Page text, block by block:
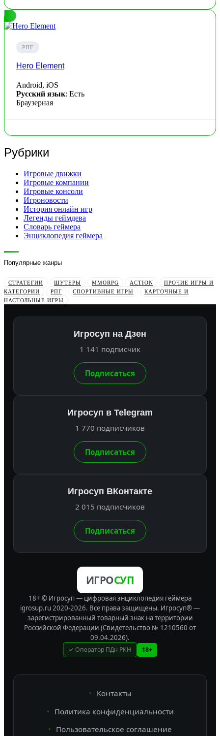
РПГ
Hero Element
Android, iOS
Русский язык: Есть
Браузерная
Рубрики
Игровые движки
Игровые компании
Игровые консоли
Игроновости
История онлайн игр
Легенды геймдева
Словарь геймера
Энциклопедия геймера
Популярные жанры
СТРАТЕГИИ ШУТЕРЫ MMORPG ACTION
ПРОЧИЕ ИГРЫ И
КАТЕГОРИИ
РПГ СПОРТИВНЫЕ ИГРЫ
КАРТОЧНЫЕ И
НАСТОЛЬНЫЕ ИГРЫ
Игросуп на Дзен
1 141 подписчик
Подписаться
Игросуп в Telegram
1 770 подписчиков
Подписаться
Игросуп ВКонтакте
2 015 подписчиков
Подписаться
ИГРОСУП
18+ © Игросуп — цифровая энциклопедия геймера
igrosup.ru 2020-2026. Все права защищены. Игросуп® —
зарегистрированный товарный знак на территории
Российской Федерации (Свидетельство № 1210560 от
09.04.2026).
✓ Оператор ПДн РКН 18+
Контакты
Политика конфиденциальности
Пользовательское соглашение